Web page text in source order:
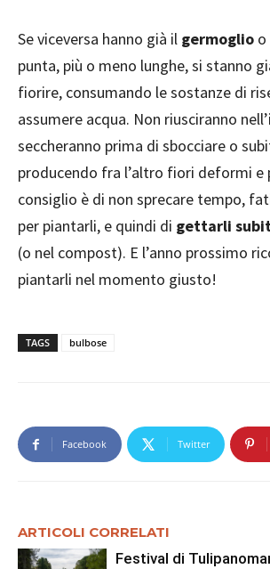
Se viceversa hanno già il germoglio
punta, più o meno lunghe, si stanno
fiorire, consumando le sostanze di
assumere acqua. Non riusciranno
seccheranno prima di sbocciare o
producendo fra l’altro fiori deformi e
consiglio è di non sprecare tempo,
per piantarli, e quindi di gettarli
(o nel compost). E l’anno prossimo
piantarli nel momento giusto!
TAGS bulbose
Facebook Twitter
ARTICOLI CORRELATI
Festival di